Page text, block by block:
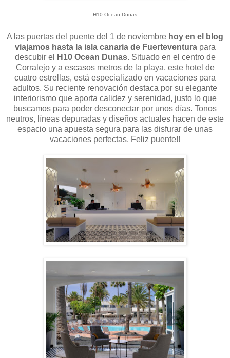
H10 Ocean Dunas
A las puertas del puente del 1 de noviembre hoy en el blog
viajamos hasta la isla canaria de Fuerteventurapara
descubir el
H10 Ocean Dunas. Situado en el centro de
Corralejo y a escasos metros de la playa, este hotel de
cuatro estrellas, está especializado en vacaciones para
adultos. Su reciente renovación destaca por su elegante
interiorismo que aporta calidez y serenidad, justo lo que
buscamos para poder desconectar por unos días. Tonos
neutros, líneas depuradas y diseños actuales hacen de este
espacio una apuesta segura para las disfurar de unas
vacaciones perfectas. Feliz puente!!